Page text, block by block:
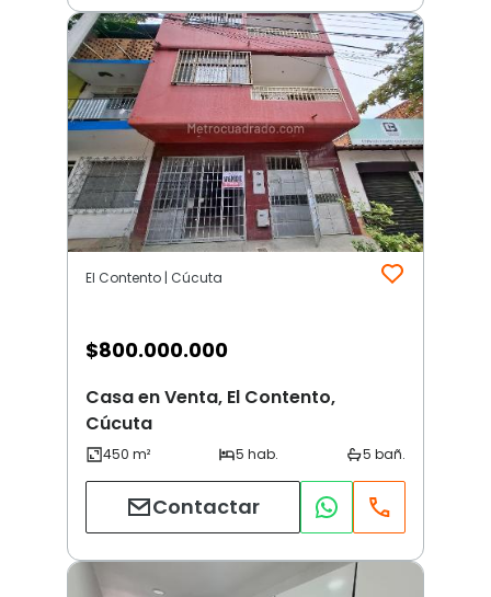
El Contento | Cúcuta
$800.000.000
Casa en Venta, El Contento,
Cúcuta
Contactar